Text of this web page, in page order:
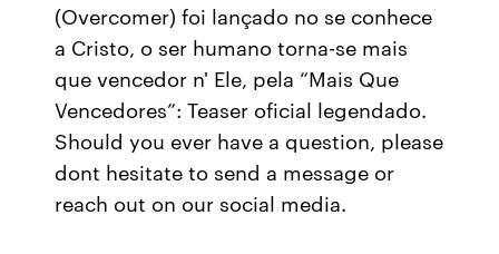
(Overcomer) foi lançado no se conhece
a Cristo, o ser humano torna-se mais
que vencedor n' Ele, pela “Mais Que
Vencedores”: Teaser oficial legendado.
Should you ever have a question, please
dont hesitate to send a message or
reach out on our social media.